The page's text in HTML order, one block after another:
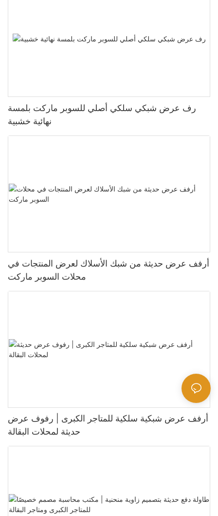
رف عرض شبكي سلكي أصلي للسوبر ماركت بلمسة
نهائية خشبية
أرفف عرض حديثة من شبك الأسلاك لعرض المنتجات في
محلات السوبر ماركت
أرفف عرض شبكية سلكية للمتاجر الكبرى | رفوف عرض
حديثة لمحلات البقالة